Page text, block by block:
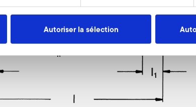
Autoriser la sélection